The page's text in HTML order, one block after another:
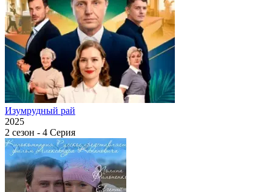
Изумрудный рай
2025
2 сезон - 4 Серия